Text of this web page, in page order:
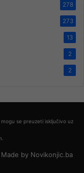
278
273
13
2
2
se preuzeti isključivo uz
Made by Novikonjic.ba